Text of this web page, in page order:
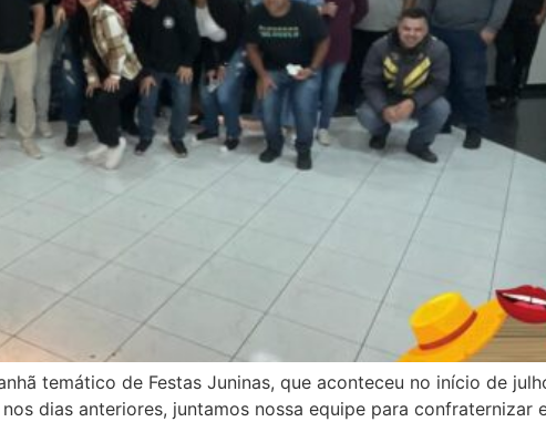
temático de Festas Juninas, que aconteceu no início de
dias anteriores, juntamos nossa equipe para confraternizar